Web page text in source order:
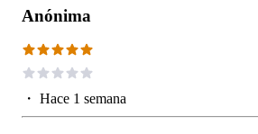
Anónima
・ Hace 1 semana